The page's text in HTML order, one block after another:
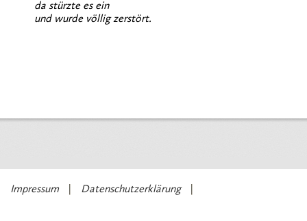
da stürzte es ein
und wurde völlig zerstört.
Impressum Datenschutzerklärung